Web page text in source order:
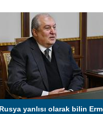
Rusya yanlısı olarak bilin